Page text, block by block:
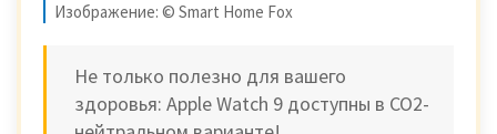
Изображение: © Smart Home Fox
Не только полезно для вашего
здоровья: Apple Watch 9 доступны в CO2-